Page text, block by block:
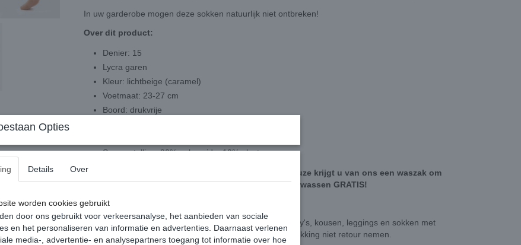
In uw garderobe mogen deze sokken natuurlijk niet ontbreken!
Over dit product:
Denier: 15
Lycra garen
Kleur: lichtbeige (caramel)
Voetmaat: 23-27 cm
Boord: drukvrije
Samenstelling: 90% polyamide, 10% elastaan
Actie: Bij afnamen van minimaal 3 producten naar keuze krijgt u van ons een waszak om
panty’s, pantysokken en ondergoed veilig te kunnen wassen GRATIS!
Dit artikel mag NIET gepast worden.
Agnes Beenmode kan helaas uit hygiënisch oogpunt panty's, kousen, leggings en sokken met
verbroken en/of beschadigde verzegelingen van de verpakking niet retour nemen.
Opties
Details Over
worden cookies gebruikt
door ons gebruikt voor verkeersanalyse, het aanbieden van sociale
en het personaliseren van informatie en advertenties. Daarnaast verlenen
media-, advertentie- en analysepartners toegang tot informatie over hoe